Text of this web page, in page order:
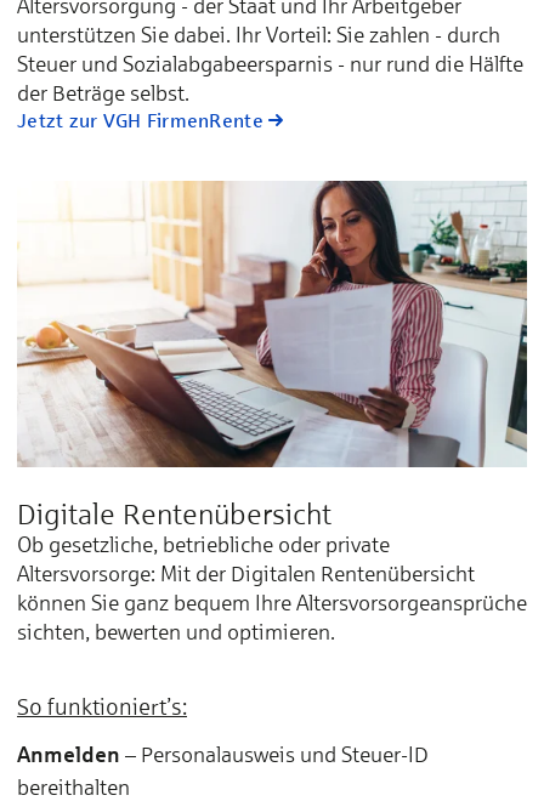
unterstützen Sie dabei. Ihr Vorteil: Sie zahlen - durch
Steuer und Sozialabgabeersparnis - nur rund die Hälfte
der Beträge selbst.
Jetzt zur VGH FirmenRente
Digitale Rentenübersicht
Ob gesetzliche, betriebliche oder private
Altersvorsorge: Mit der Digitalen Rentenübersicht
können Sie ganz bequem Ihre Altersvorsorgeansprüche
sichten, bewerten und optimieren.
So funktioniert’s:
Anmelden – Personalausweis und Steuer-ID
bereithalten